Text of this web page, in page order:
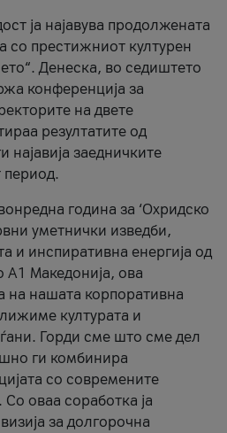
ја најавува продолжената
со престижниот културен
Денеска, во седиштето
конференција за
на двете
резултатите од
најавија заедничките
период.
година за ‘Охридско
уметнички изведби,
и инспиративна енергија од
A1 Македонија, ова
на нашата корпоративна
културата и
Горди сме што сме дел
ги комбинира
со современите
оваа соработка ја
за долгорочна